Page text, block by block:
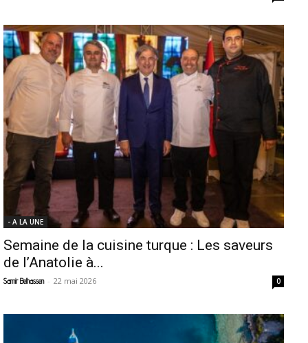
- A LA UNE
Semaine de la cuisine turque : Les saveurs
de l’Anatolie à...
Samir Belhassen - 22 mai 2026 0